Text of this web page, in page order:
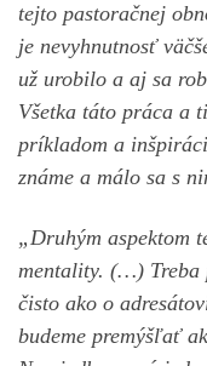
tejto pastoračnej
je nevyhnutnosť
už urobilo a aj sa
Všetka táto práca a
príkladom a
známe a málo sa s
„Druhým aspektom
mentality. (…) Treba
čisto ako o
budeme premýšľať